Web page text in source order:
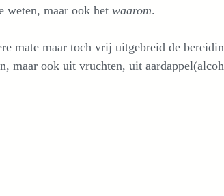
weten, maar ook het waarom.
mate maar toch vrij uitgebreid de
maar ook uit vruchten, uit